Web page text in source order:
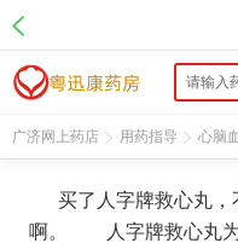
广济网上药店 用药指导 心脑
买了人字牌救心丸
啊。 人字牌救心丸为